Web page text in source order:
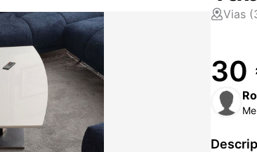
Vias
30